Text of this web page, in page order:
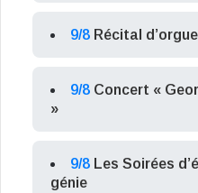
9/8 Récital
9/8 Concert «
»
9/8 Les Soirées
génie